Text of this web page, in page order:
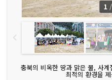
충북의 비옥한 땅과 맑은 물, 사
최적의 환경을
1 /